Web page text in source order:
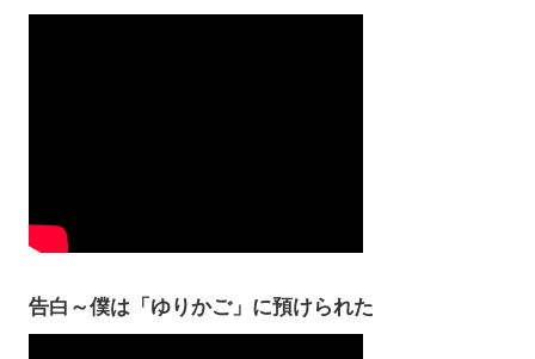
告白～僕は「ゆりかご」に預けられた